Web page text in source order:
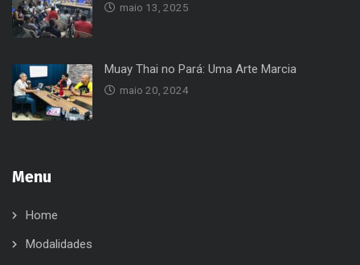
maio 13, 2025
Muay Thai no Pará: Uma Arte Marcia
maio 20, 2024
Menu
Home
Modalidades